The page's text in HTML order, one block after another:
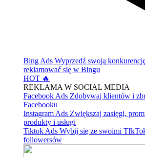
Bing Ads Wyprzedź swoją
reklamować się w Bingu
HOT 🔥
REKLAMA W SOCIAL MEDIA
Facebook Ads Zdobywaj klientów i
Facebooku
Instagram Ads Zwiększaj zasięgi,
produkty i usługi
Tiktok Ads Wybij się ze swoimi
followersów